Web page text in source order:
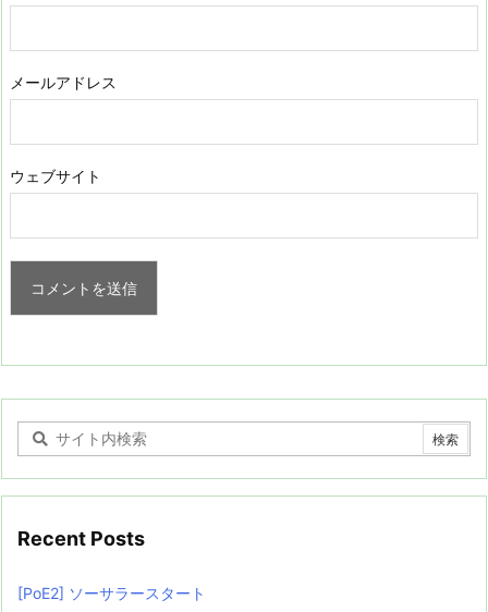
メールアドレス
ウェブサイト
Recent Posts
[PoE2] ソーサラースタート